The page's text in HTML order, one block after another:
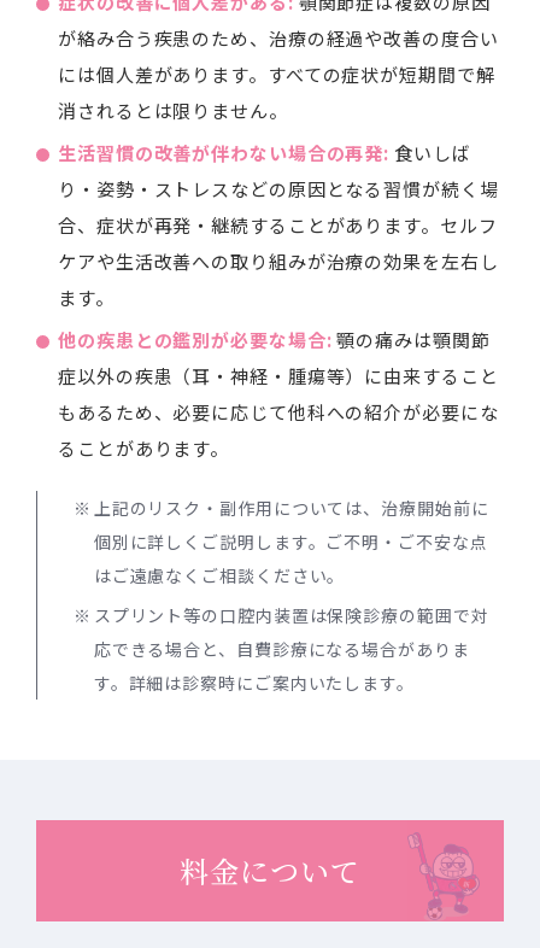
が絡み合う疾患のため、治療の経過や改善の度合い
には個人差があります。すべての症状が短期間で解
消されるとは限りません。
生活習慣の改善が伴わない場合の再発: 食いしば
り・姿勢・ストレスなどの原因となる習慣が続く場
合、症状が再発・継続することがあります。セルフ
ケアや生活改善への取り組みが治療の効果を左右し
ます。
他の疾患との鑑別が必要な場合:顎の痛みは顎関節
症以外の疾患（耳・神経・腫瘍等）に由来すること
もあるため、必要に応じて他科への紹介が必要にな
ることがあります。
上記のリスク・副作用については、治療開始前に
個別に詳しくご説明します。ご不明・ご不安な点
はご遠慮なくご相談ください。
スプリント等の口腔内装置は保険診療の範囲で対
応できる場合と、自費診療になる場合がありま
す。詳細は診察時にご案内いたします。
料金について